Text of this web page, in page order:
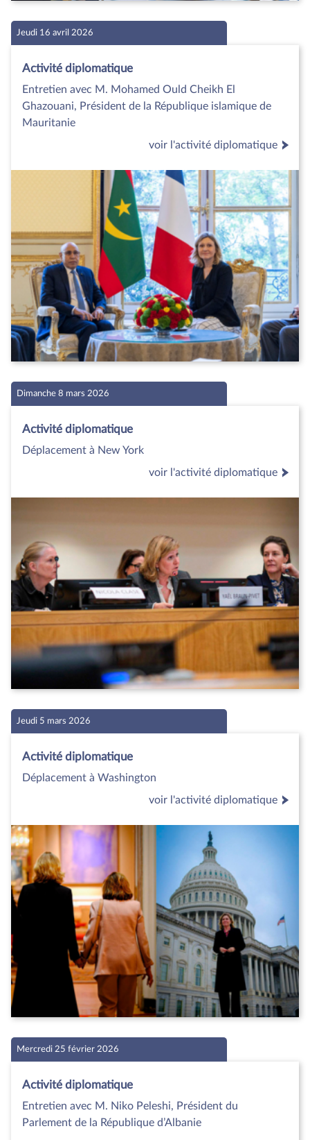
Jeudi 16 avril 2026
Activité diplomatique
Entretien avec M. Mohamed Ould Cheikh El
Ghazouani, Président de la République islamique de
Mauritanie
voir l'activité diplomatique
Dimanche 8 mars 2026
Activité diplomatique
Déplacement à New York
voir l'activité diplomatique
Jeudi 5 mars 2026
Activité diplomatique
Déplacement à Washington
voir l'activité diplomatique
Mercredi 25 février 2026
Activité diplomatique
Entretien avec M. Niko Peleshi, Président du
Parlement de la République d’Albanie